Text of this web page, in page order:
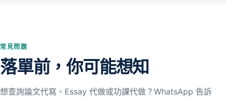
常見問題
落單前，你可能想知
想查詢論文代寫、Essay 代做或功課代做？WhatsApp 告訴